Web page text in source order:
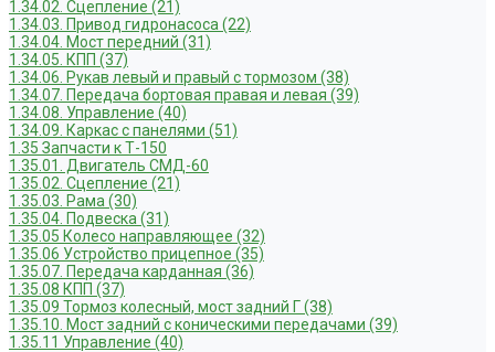
1.34.02. Сцепление (21)
1.34.03. Привод гидронасоса (22)
1.34.04. Мост передний (31)
1.34.05. КПП (37)
1.34.06. Рукав левый и правый с тормозом (38)
1.34.07. Передача бортовая правая и левая (39)
1.34.08. Управление (40)
1.34.09. Каркас с панелями (51)
1.35 Запчасти к Т-150
1.35.01. Двигатель СМД-60
1.35.02. Сцепление (21)
1.35.03. Рама (30)
1.35.04. Подвеска (31)
1.35.05 Колесо направляющее (32)
1.35.06 Устройство прицепное (35)
1.35.07. Передача карданная (36)
1.35.08 КПП (37)
1.35.09 Тормоз колесный, мост задний Г (38)
1.35.10. Мост задний с коническими передачами (39)
1.35.11 Управление (40)